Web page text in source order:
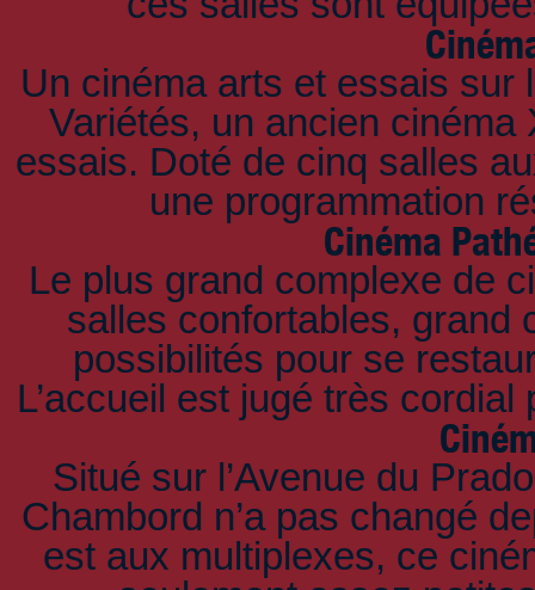
Un cinéma arts et essais sur
Variétés, un ancien cinéma
essais. Doté de cinq salles
une programmation
Cinéma
Le plus grand complexe de
salles confortables, grand
possibilités pour se
L’accueil est jugé très
Situé sur l’Avenue du
Chambord n’a pas changé
est aux multiplexes, ce